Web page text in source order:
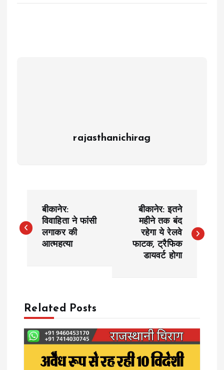
rajasthanichirag
o
n
a
v
बीकानेर:
विवाहिता ने फांसी
लगाकर की
आत्महत्या
बीकानेर: इतने
महीने तक बंद
रहेगा ये रेलवे
फाटक, ट्रैफिक
डायवर्ट होगा
Related Posts